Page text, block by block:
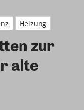
Heizung
zur
alte